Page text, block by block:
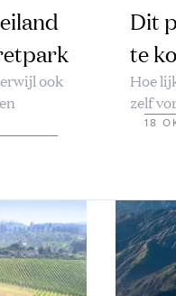
ook
Dit
te
Hoe
zelf
18